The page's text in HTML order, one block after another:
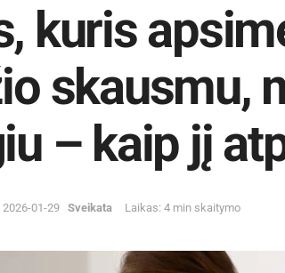
kuris
skausmu,
– kaip jį
2026-01-29 Sveikata Laikas: 4 min skaitymo